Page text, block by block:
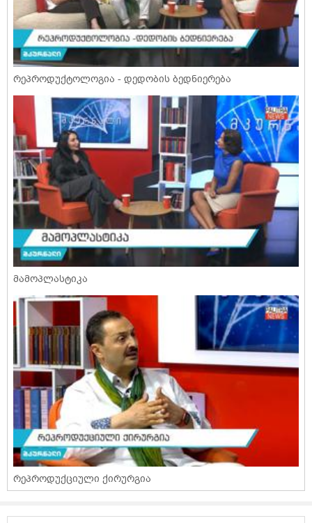
რეპროდუქტოლოგია - დედობის ბედნიერება
მამოპლასტიკა
რეპროდუქციული ქირურგია